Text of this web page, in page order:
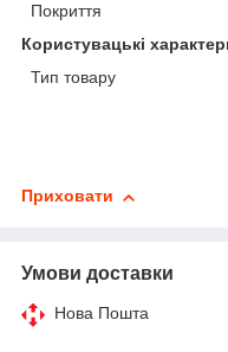
Покриття
Користувацькі
Тип товару
Приховати
Умови доставки
Нова Пошта